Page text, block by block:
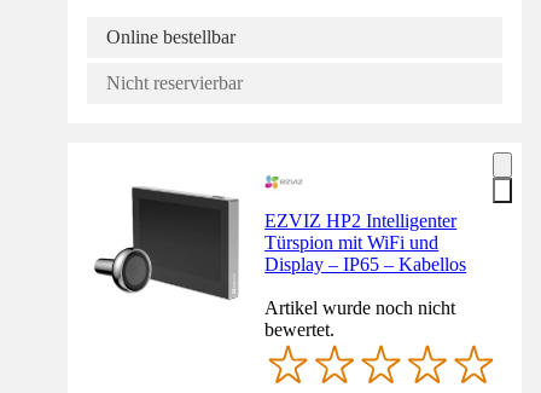
Online bestellbar
Nicht reservierbar
EZVIZ HP2 Intelligenter
Türspion mit WiFi und
Display – IP65 – Kabellos
Artikel wurde noch nicht
bewertet.